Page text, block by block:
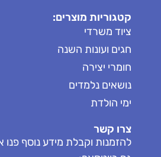
קטגוריות מוצרים:
ציוד משרדי
חגים ועונות השנה
חומרי יצירה
נושאים נלמדים
ימי הולדת
צרו קשר
להזמנות וקבלת מידע נוסף פנו